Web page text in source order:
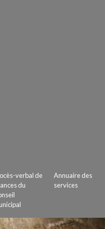
verbal de
du
Annuaire des
services